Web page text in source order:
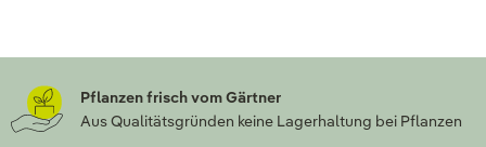
Pflanzen frisch vom Gärtner
Aus Qualitätsgründen keine Lagerhaltung bei Pflanzen